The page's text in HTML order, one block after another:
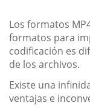
Los formatos
formatos para
codificación es
de los archivos.
Existe una
ventajas e